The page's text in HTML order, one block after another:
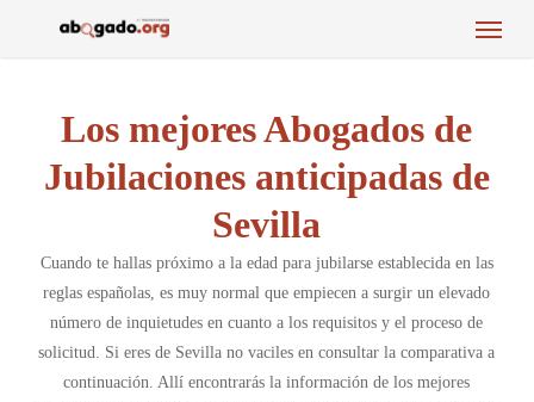
Menu
Los mejores Abogados de
Jubilaciones anticipadas de
Sevilla
Cuando te hallas próximo a la edad para jubilarse establecida en las
reglas españolas, es muy normal que empiecen a surgir un elevado
número de inquietudes en cuanto a los requisitos y el proceso de
solicitud. Si eres de Sevilla no vaciles en consultar la comparativa a
continuación. Allí encontrarás la información de los mejores